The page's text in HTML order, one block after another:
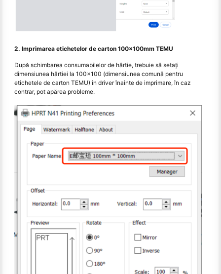
2. Imprimarea etichetelor de carton 100x100mm TEMU
După schimbarea consumabilelor de hârtie, trebuie să setați
dimensiunea hârtiei la 100x100 (dimensiunea comună pentru
etichetele de carton TEMU) în driver înainte de imprimare, în caz
contrar, pot apărea probleme.